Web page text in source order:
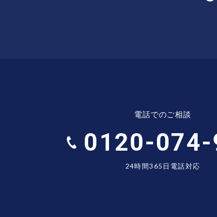
電話でのご相談
0120-
24時間365日電話対応